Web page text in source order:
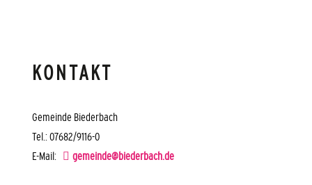
KONTAKT
Gemeinde Biederbach
Tel.: 07682/9116-0
E-Mail:
gemeinde@biederbach.de